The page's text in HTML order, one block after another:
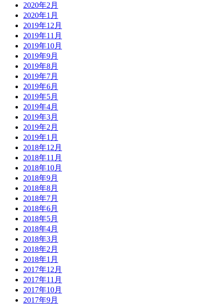
2020年2月
2020年1月
2019年12月
2019年11月
2019年10月
2019年9月
2019年8月
2019年7月
2019年6月
2019年5月
2019年4月
2019年3月
2019年2月
2019年1月
2018年12月
2018年11月
2018年10月
2018年9月
2018年8月
2018年7月
2018年6月
2018年5月
2018年4月
2018年3月
2018年2月
2018年1月
2017年12月
2017年11月
2017年10月
2017年9月